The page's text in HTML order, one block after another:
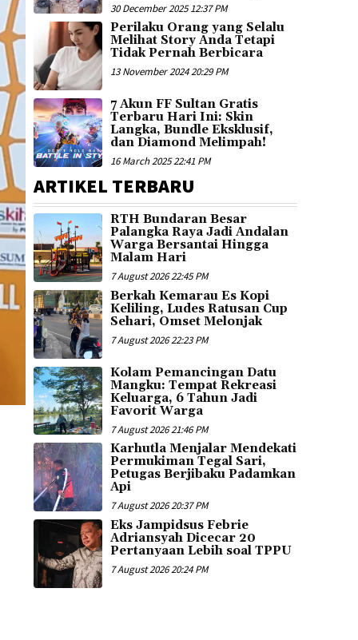
30 December 2025 12:37 PM
Perilaku Orang yang Selalu
Melihat Story Anda Tetapi
Tidak Pernah Berbicara
13 November 2024 20:29 PM
7 Akun FF Sultan Gratis
Terbaru Hari Ini: Skin
Langka, Bundle Eksklusif,
dan Diamond Melimpah!
16 March 2025 22:41 PM
ARTIKEL TERBARU
RTH Bundaran Besar
Palangka Raya Jadi Andalan
Warga Bersantai Hingga
Malam Hari
7 August 2026 22:45 PM
Berkah Kemarau Es Kopi
Keliling, Ludes Ratusan Cup
Sehari, Omset Melonjak
7 August 2026 22:23 PM
Kolam Pemancingan Datu
Mangku: Tempat Rekreasi
Keluarga, 6 Tahun Jadi
Favorit Warga
7 August 2026 21:46 PM
Karhutla Menjalar Mendekati
Permukiman Tegal Sari,
Petugas Berjibaku Padamkan
Api
7 August 2026 20:37 PM
Eks Jampidsus Febrie
Adriansyah Dicecar 20
Pertanyaan Lebih soal TPPU
7 August 2026 20:24 PM